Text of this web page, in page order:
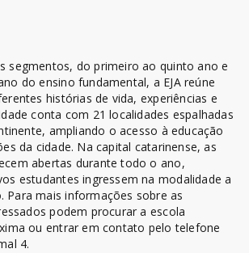
segmentos, do primeiro ao quinto ano e
do ensino fundamental, a EJA reúne
histórias de vida, experiências e
conta com 21 localidades espalhadas
ampliando o acesso à educação
da cidade. Na capital catarinense, as
abertas durante todo o ano,
estudantes ingressem na modalidade a
Para mais informações sobre as
podem procurar a escola
ou entrar em contato pelo telefone
4.